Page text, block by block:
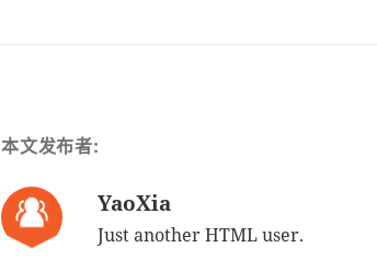
本文发布者:
YaoXia
Just another HTML user.